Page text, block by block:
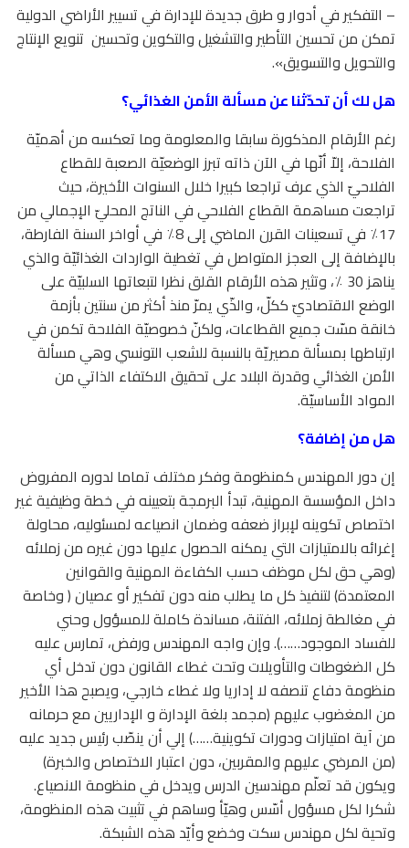
– التفكير في أدوار و طرق جديدة للإدارة في تسيير الأراضي الدولية
تمكن من تحسين التأطير والتشغيل والتكوين وتحسين تنويع الإنتاج
والتحويل والتسويق».
هل لك أن تحدّثنا عن مسألة الأمن الغذائي؟
رغم الأرقام المذكورة سابقا والمعلومة وما تعكسه من أهميّة
الفلاحة، إلاّ أنّها في الآن ذاته تبرز الوضعيّة الصعبة للقطاع
الفلاحيّ الذي عرف تراجعا كبيرا خلال السنوات الأخيرة، حيث
تراجعت مساهمة القطاع الفلاحي في الناتج المحليّ الإجمالي من
17٪ في تسعينات القرن الماضي إلى 8٪ في أواخر السنة الفارطة،
بالإضافة إلى العجز المتواصل في تغطية الواردات الغذائيّة والذي
يناهز 30 ٪، وتثير هذه الأرقام القلق نظرا لتبعاتها السلبيّة على
الوضع الاقتصاديّ ككلّ، والذّي يمرّ منذ أكثر من سنتين بأزمة
خانقة مسّت جميع القطاعات، ولكنّ خصوصيّة الفلاحة تكمن في
ارتباطها بمسألة مصيريّة بالنسبة للشعب التونسي وهي مسألة
الأمن الغذائي وقدرة البلاد على تحقيق الاكتفاء الذاتي من
المواد الأساسيّة.
هل من إضافة؟
إن دور المهندس كمنظومة وفكر مختلف تماما لدوره المفروض
داخل المؤسسة المهنية، تبدأ البرمجة بتعيينه في خطة وظيفية غير
اختصاص تكوينه لإبراز ضعفه وضمان انصياعه لمسئوليه، محاولة
إغرائه بالامتيازات التي يمكنه الحصول عليها دون غيره من زملائه
(وهي حق لكل موظف حسب الكفاءة المهنية والقوانين
المعتمدة) لتنفيذ كل ما يطلب منه دون تفكير أو عصيان ( وخاصة
في مغالطة زملائه، الفتنة، مساندة كاملة للمسؤول وحني
للفساد الموجود……). وإن واجه المهندس ورفض، تمارس عليه
كل الضغوطات والتأويلات وتحت غطاء القانون دون تدخل أي
منظومة دفاع تنصفه لا إداريا ولا غطاء خارجي، ويصبح هذا الأخير
من المغضوب عليهم (مجمد بلغة الإدارة و الإداريين مع حرمانه
من آية امتيازات ودورات تكوينية……) إلي أن ينصّب رئيس جديد عليه
(من المرضي عليهم والمقربين، دون اعتبار الاختصاص والخبرة)
ويكون قد تعلّم مهندسين الدرس ويدخل في منظومة الانصياع.
شكرا لكل مسؤول أسّس وهيّأ وساهم في تثبيت هذه المنظومة،
وتحية لكل مهندس سكت وخضع وأيّد هذه الشبكة.